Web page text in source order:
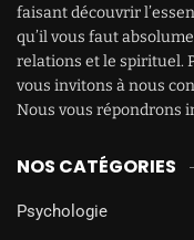
faisant découvrir
qu’il vous faut
relations et le spirituel.
vous invitons à nous
Nous vous répondrons
NOS CATÉGORIES
Psychologie